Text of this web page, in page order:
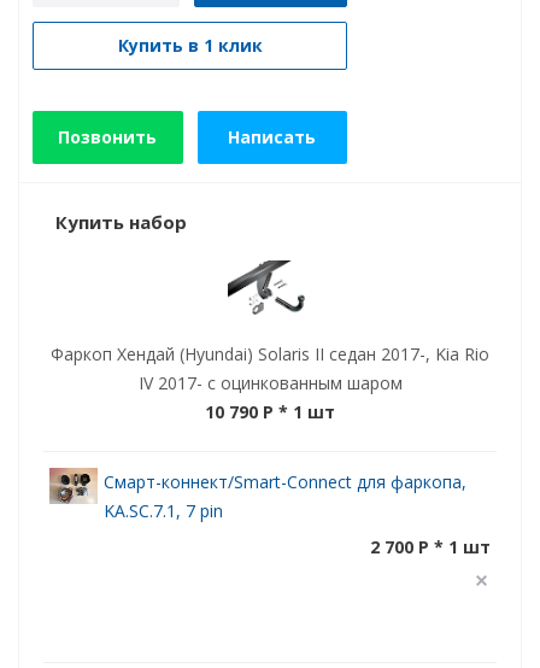
Купить в 1 клик
Позвонить Написать
Купить набор
Фаркоп Хендай (Hyundai) Solaris II седан 2017-, Kia Rio
IV 2017- с оцинкованным шаром
10 790 P * 1 шт
Смарт-коннект/Smart-Connect для фаркопа,
KA.SC.7.1, 7 pin
2 700 P * 1 шт